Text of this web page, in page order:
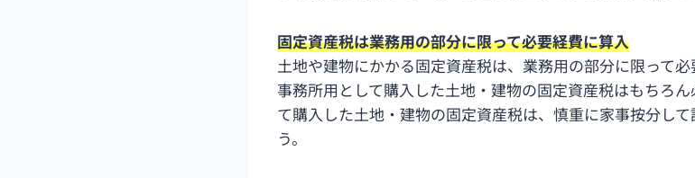
固定資産税は業務用の部分に限って必要経費に算入
土地や建物にかかる固定資産税は、業務用の部分に限って必
事務所用として購入した土地・建物の固定資産税はもちろ
て購入した土地・建物の固定資産税は、慎重に家事按分し
う。